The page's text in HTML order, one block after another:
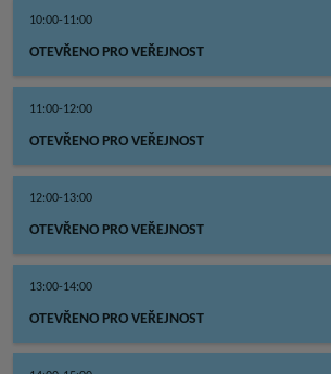
10:00-11:00
OTEVŘENO PRO VEŘEJNOST
11:00-12:00
OTEVŘENO PRO VEŘEJNOST
12:00-13:00
OTEVŘENO PRO VEŘEJNOST
13:00-14:00
OTEVŘENO PRO VEŘEJNOST